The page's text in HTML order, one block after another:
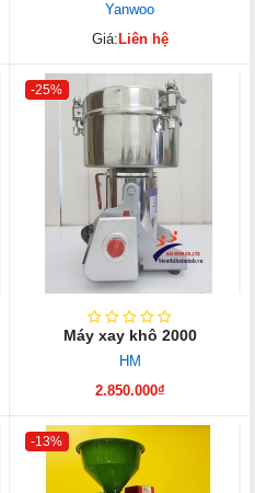
Yanwoo
Giá:Liên hệ
-25%
Máy xay khô 2000
HM
2.850.000₫
-13%